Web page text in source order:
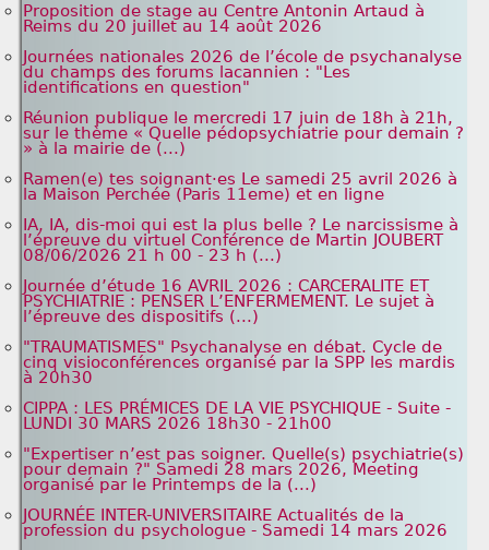
Proposition de stage au Centre Antonin Artaud à
Reims du 20 juillet au 14 août 2026
Journées nationales 2026 de l’école de psychanalyse
du champs des forums lacannien : "Les
identifications en question"
Réunion publique le mercredi 17 juin de 18h à 21h,
sur le thème « Quelle pédopsychiatrie pour demain ?
» à la mairie de (...)
Ramen(e) tes soignant·es Le samedi 25 avril 2026 à
la Maison Perchée (Paris 11eme) et en ligne
IA, IA, dis-moi qui est la plus belle ? Le narcissisme à
l’épreuve du virtuel Conférence de Martin JOUBERT
08/06/2026 21 h 00 - 23 h (...)
Journée d’étude 16 AVRIL 2026 : CARCERALITE ET
PSYCHIATRIE : PENSER L’ENFERMEMENT. Le sujet à
l’épreuve des dispositifs (...)
"TRAUMATISMES" Psychanalyse en débat. Cycle de
cinq visioconférences organisé par la SPP les mardis
à 20h30
CIPPA : LES PRÉMICES DE LA VIE PSYCHIQUE - Suite -
LUNDI 30 MARS 2026 18h30 - 21h00
"Expertiser n’est pas soigner. Quelle(s) psychiatrie(s)
pour demain ?" Samedi 28 mars 2026, Meeting
organisé par le Printemps de la (...)
JOURNÉE INTER-UNIVERSITAIRE Actualités de la
profession du psychologue - Samedi 14 mars 2026